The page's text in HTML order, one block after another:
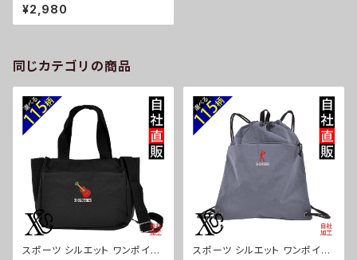
ト 刺繍 アクリル ダブル ニット
ワッチ ニット帽 メンズ レディー
ス 帽子 雑貨 グッズ 自社ブラン
スマス ori-a-cap48-b08-s
¥2,980
同じカテゴリの商品
スポーツ シルエット ワンポイン
スポーツ シルエット ワンポイン